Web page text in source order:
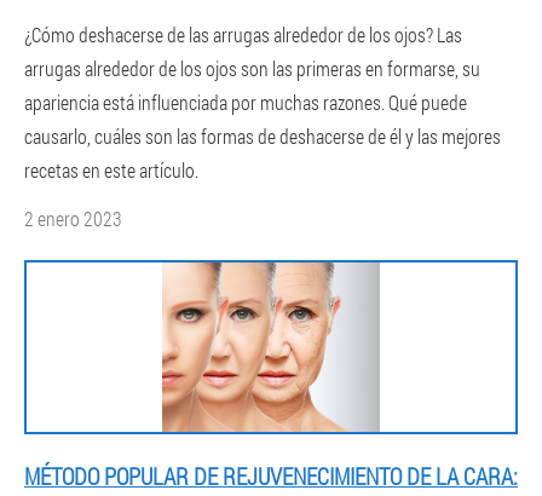
¿Cómo deshacerse de las arrugas alrededor de los ojos? Las
arrugas alrededor de los ojos son las primeras en formarse, su
apariencia está influenciada por muchas razones. Qué puede
causarlo, cuáles son las formas de deshacerse de él y las mejores
recetas en este artículo.
2 enero 2023
MÉTODO POPULAR DE REJUVENECIMIENTO DE LA CARA: